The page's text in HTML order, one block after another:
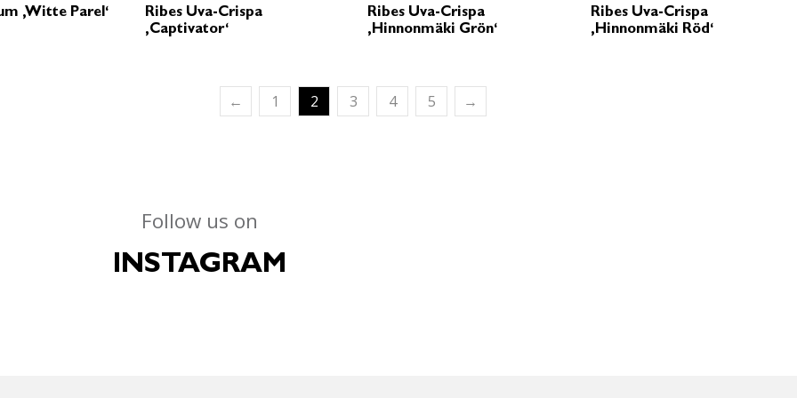
‚Witte Parel‘
Ribes Uva-Crispa
‚Captivator‘
Ribes Uva-Crispa
‚Hinnonmäki Grön‘
Ribes Uva-Crispa
‚Hinnonmäki Röd‘
← 1 2 3 4 5 →
Follow us on
INSTAGRAM